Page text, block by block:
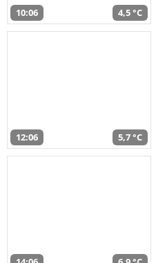
10:06 4,5 °C
12:06 5,7 °C